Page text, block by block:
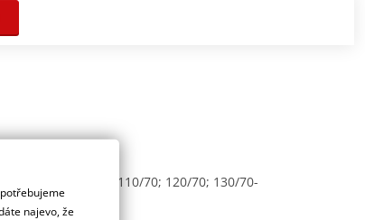
120/90; 130/90; 110/70; 120/70; 130/70-
najevo, že